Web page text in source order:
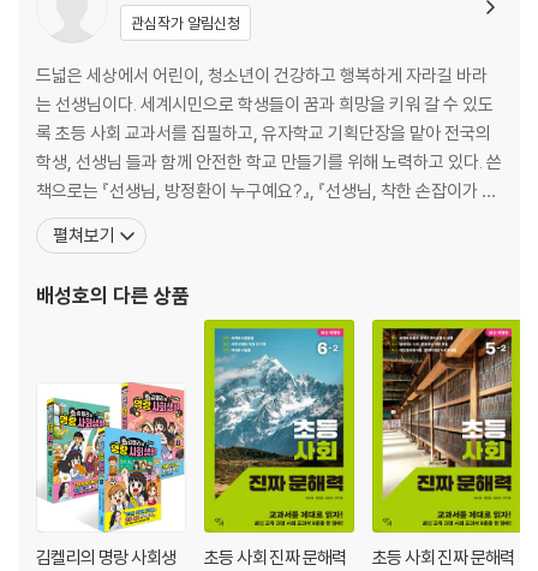
관심작가 알림신청
드넓은 세상에서 어린이, 청소년이 건강하고 행복하게 자라길 바라
는 선생님이다. 세계시민으로 학생들이 꿈과 희망을 키워 갈 수 있도
록 초등 사회 교과서를 집필하고, 유자학교 기획단장을 맡아 전국의
학생, 선생님 들과 함께 안전한 학교 만들기를 위해 노력하고 있다. 쓴
책으로는 『선생님, 방정환이 누구예요?』, 『선생님, 착한 손잡이가 뭐
예요?』, 『선생님, 코로나19가 뭐예요?』, 『선생님, 평화가 뭐예요?』,
『꿈을 담은 교문』 등이 있으며, 함께 쓴 책으로 『미래 세대를 위한 과
래 세대를 위한 인공지능 이
펼쳐보기
배성호의 다른 상품
김켈리의 명랑 사회생
초등 사회 진짜 문해력
초등 사회 진짜 문해력